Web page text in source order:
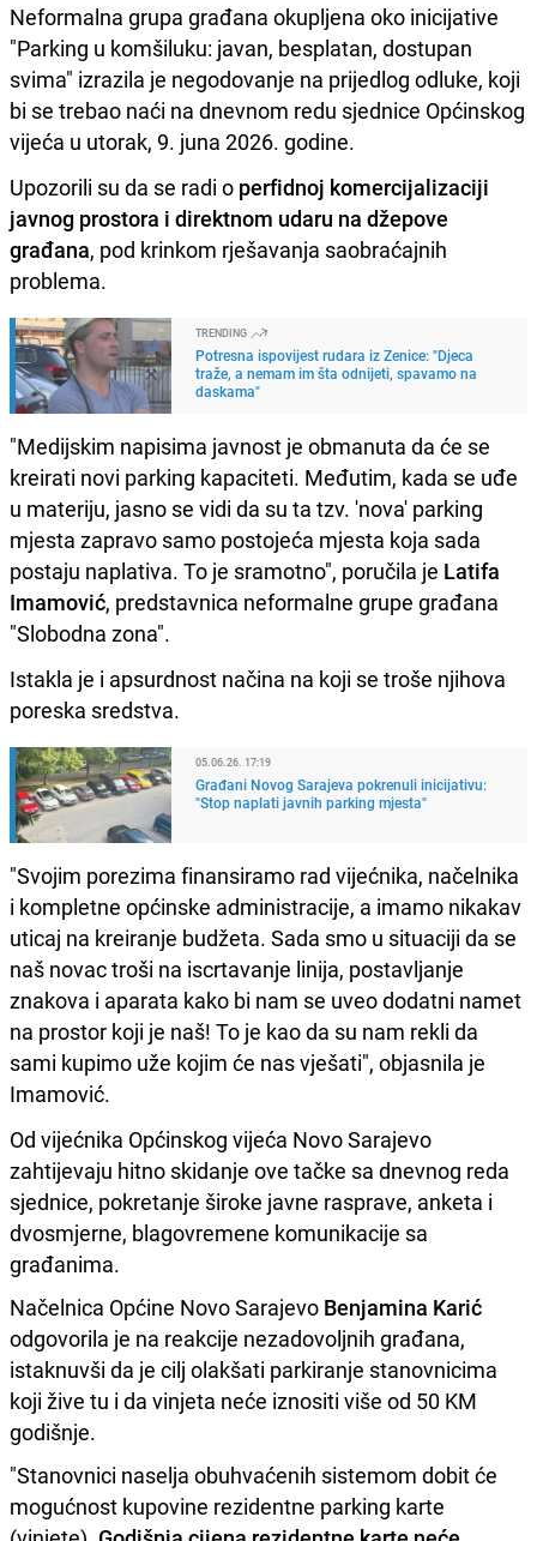
Neformalna grupa građana okupljena oko inicijative
"Parking u komšiluku: javan, besplatan, dostupan
svima" izrazila je negodovanje na prijedlog odluke, koji
bi se trebao naći na dnevnom redu sjednice Općinskog
vijeća u utorak, 9. juna 2026. godine.
Upozorili su da se radi o perfidnoj komercijalizaciji
javnog prostora i direktnom udaru na džepove
građana, pod krinkom rješavanja saobraćajnih
problema.
TRENDING
Potresna ispovijest rudara iz Zenice: "Djeca
traže, a nemam im šta odnijeti, spavamo na
daskama"
"Medijskim napisima javnost je obmanuta da će se
kreirati novi parking kapaciteti. Međutim, kada se uđe
u materiju, jasno se vidi da su ta tzv. 'nova' parking
mjesta zapravo samo postojeća mjesta koja sada
postaju naplativa. To je sramotno", poručila je Latifa
Imamović, predstavnica neformalne grupe građana
"Slobodna zona".
Istakla je i apsurdnost načina na koji se troše njihova
poreska sredstva.
05.06.26. 17:19
Građani Novog Sarajeva pokrenuli inicijativu:
"Stop naplati javnih parking mjesta"
"Svojim porezima finansiramo rad vijećnika, načelnika
i kompletne općinske administracije, a imamo nikakav
uticaj na kreiranje budžeta. Sada smo u situaciji da se
naš novac troši na iscrtavanje linija, postavljanje
znakova i aparata kako bi nam se uveo dodatni namet
na prostor koji je naš! To je kao da su nam rekli da
sami kupimo uže kojim će nas vješati", objasnila je
Imamović.
Od vijećnika Općinskog vijeća Novo Sarajevo
zahtijevaju hitno skidanje ove tačke sa dnevnog reda
sjednice, pokretanje široke javne rasprave, anketa i
dvosmjerne, blagovremene komunikacije sa
građanima.
Načelnica Općine Novo Sarajevo Benjamina Karić
odgovorila je na reakcije nezadovoljnih građana,
istaknuvši da je cilj olakšati parkiranje stanovnicima
koji žive tu i da vinjeta neće iznositi više od 50 KM
godišnje.
"Stanovnici naselja obuhvaćenih sistemom dobit će
mogućnost kupovine rezidentne parking karte